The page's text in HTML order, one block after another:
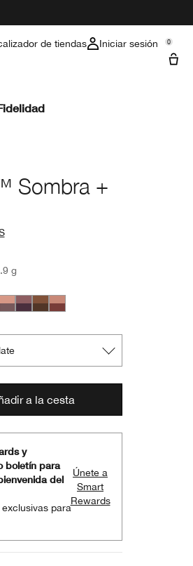
de tiendas Iniciar sesión 0
Sombra +
g
a la cesta
y
boletín para
del
para
Únete a
Smart
Rewards